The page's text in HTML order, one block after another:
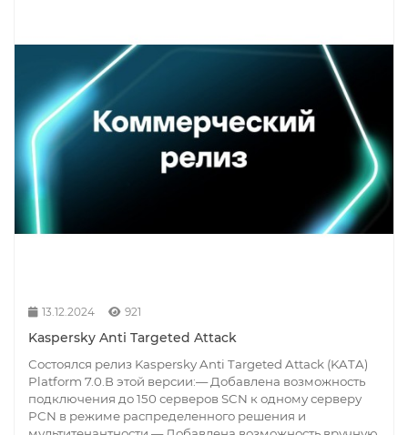
13.12.2024 921
Kaspersky Anti Targeted Attack
Состоялся релиз Kaspersky Anti Targeted Attack (KATA)
Platform 7.0.В этой версии:— Добавлена возможность
подключения до 150 серверов SCN к одному серверу
PCN в режиме распределенного решения и